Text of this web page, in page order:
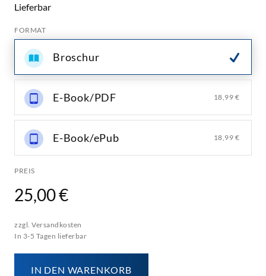
Lieferbar
FORMAT
Broschur
E-Book/PDF 18,99 €
E-Book/ePub 18,99 €
PREIS
25,00 €
zzgl. Versandkosten
In 3-5 Tagen lieferbar
IN DEN WARENKORB